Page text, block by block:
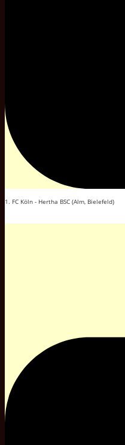
1. FC Köln - Hertha BSC (Alm, Bielefeld)